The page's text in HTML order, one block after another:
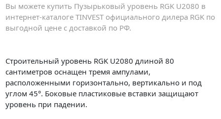
Вы можете купить Пузырьковый уровень RGK U2080 в
интернет-каталоге TINVEST официального дилера RGK по
выгодной цене с доставкой по РФ.
Строительный уровень RGK U2080 длиной 80
сантиметров оснащен тремя ампулами,
расположенными горизонтально, вертикально и под
углом 45°. Боковые пластиковые вставки защищают
уровень при падении.